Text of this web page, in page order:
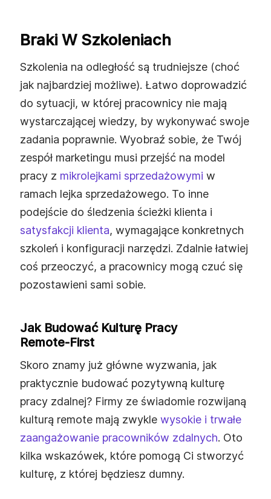
Braki W Szkoleniach
Szkolenia na odległość są trudniejsze (choć
jak najbardziej możliwe). Łatwo doprowadzić
do sytuacji, w której pracownicy nie mają
wystarczającej wiedzy, by wykonywać swoje
zadania poprawnie. Wyobraź sobie, że Twój
zespół marketingu musi przejść na model
pracy z mikrolejkami sprzedażowymi w
ramach lejka sprzedażowego. To inne
podejście do śledzenia ścieżki klienta i
satysfakcji klienta, wymagające konkretnych
szkoleń i konfiguracji narzędzi. Zdalnie łatwiej
coś przeoczyć, a pracownicy mogą czuć się
pozostawieni sami sobie.
Jak Budować Kulturę Pracy
Remote‑first
Skoro znamy już główne wyzwania, jak
praktycznie budować pozytywną kulturę
pracy zdalnej? Firmy ze świadomie rozwijaną
kulturą remote mają zwykle wysokie i trwałe
zaangażowanie pracowników zdalnych. Oto
kilka wskazówek, które pomogą Ci stworzyć
kulturę, z której będziesz dumny.